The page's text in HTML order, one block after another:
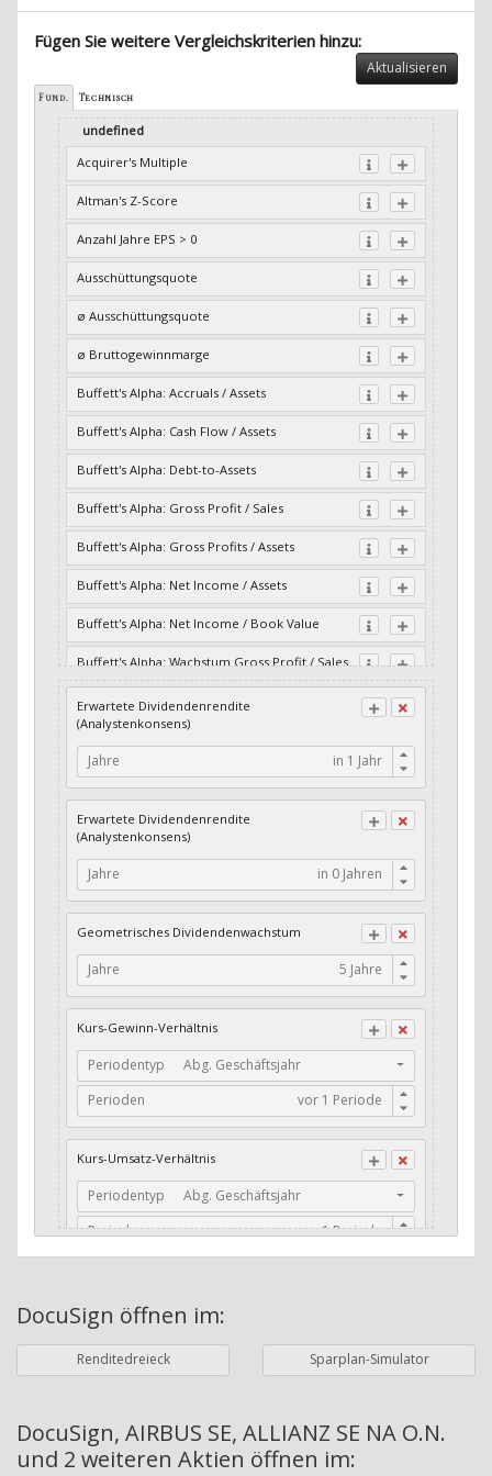
Fügen Sie weitere Vergleichskriterien hinzu:
Aktualisieren
Fund. Technisch
undefined
Acquirer's Multiple
Altman's Z-Score
Anzahl Jahre EPS > 0
Ausschüttungsquote
ø Ausschüttungsquote
ø Bruttogewinnmarge
Buffett's Alpha: Accruals / Assets
Buffett's Alpha: Cash Flow / Assets
Buffett's Alpha: Debt-to-Assets
Buffett's Alpha: Gross Profit / Sales
Buffett's Alpha: Gross Profits / Assets
Buffett's Alpha: Net Income / Assets
Buffett's Alpha: Net Income / Book Value
Buffett's Alpha: Wachstum Gross Profit / Sales
Buffett's Alpha: Wachstum Residual Cash Flow
/ Assets
Buffett's Alpha: Wachstum Residual Gross
Profits / Assets
Income / Assets
Buffett's Alpha: Wachstum Residual Net
Income / Book Value
Cash-Quote
CFO / Interest Expense
Current Ratio
Long-Term Debt to Working Capital
Dividenden-Check
Stabiles Dividenden-Wachstum
Stabiles Dividenden-Wachstum (TTM)
Stabiles Absolutes Dividenden-Wachstum
Dividendenrendite (angekündigt)
Adj. Dividendenrendite (Market Cap)
Erwartete Dividendenrendite
(Analystenkonsens)
Jahre
Erwartete Dividendenrendite
(Analystenkonsens)
Jahre
Geometrisches Dividendenwachstum
Jahre
Kurs-Gewinn-Verhältnis
Periodentyp
Abg. Geschäftsjahr
Perioden
Kurs-Umsatz-Verhältnis
Periodentyp
Abg. Geschäftsjahr
Perioden
Währung Bilanzierungswährung
Periodentyp
Jahre
Perioden
DocuSign öffnen im:
Renditedreieck Sparplan-Simulator
DocuSign, AIRBUS SE, ALLIANZ SE NA O.N.
und 2 weiteren Aktien öffnen im: